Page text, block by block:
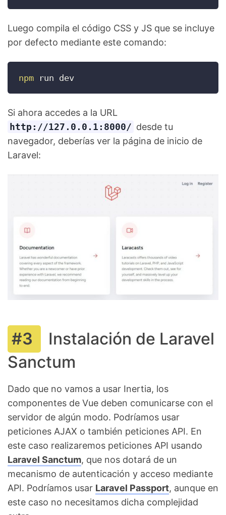
Luego compila el código CSS y JS que se incluye
por defecto mediante este comando:
npm run dev
Si ahora accedes a la URL
http://127.0.0.1:8000/ desde tu
navegador, deberías ver la página de inicio de
Laravel:
Instalación de Laravel
Sanctum
Dado que no vamos a usar Inertia, los
componentes de Vue deben comunicarse con el
servidor de algún modo. Podríamos usar
peticiones AJAX o también peticiones API. En
este caso realizaremos peticiones API usando
Laravel Sanctum, que nos dotará de un
mecanismo de autenticación y acceso mediante
API. Podríamos usar Laravel Passport, aunque en
este caso no necesitamos dicha complejidad